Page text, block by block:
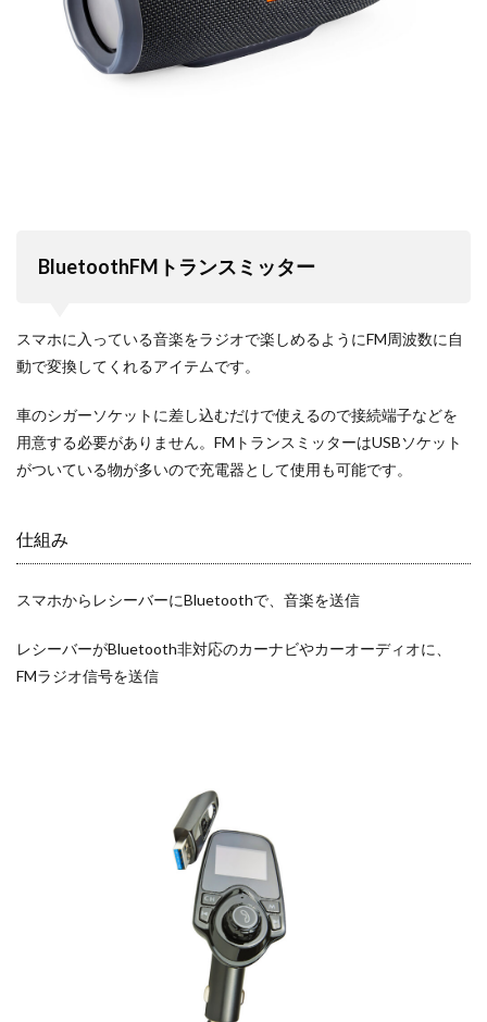
BluetoothFMトランスミッター
スマホに入っている音楽をラジオで楽しめるようにFM周波数に自
動で変換してくれるアイテムです。
車のシガーソケットに差し込むだけで使えるので接続端子などを
用意する必要がありません。FMトランスミッターはUSBソケット
がついている物が多いので充電器として使用も可能です。
仕組み
スマホからレシーバーにBluetoothで、音楽を送信
レシーバーがBluetooth非対応のカーナビやカーオーディオに、
FMラジオ信号を送信